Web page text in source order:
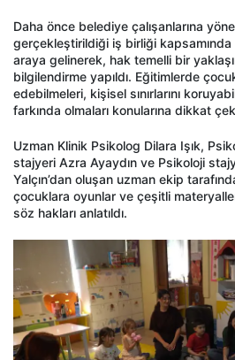
Daha önce belediye çalışanlarına
gerçekleştirildiği iş birliği
araya gelinerek, hak temelli bir
bilgilendirme yapıldı. Eğitimlerde
edebilmeleri, kişisel sınırlarını
farkında olmaları konularına dikkat
Uzman Klinik Psikolog Dilara Işık,
stajyeri Azra Ayaydın ve Psikoloji
Yalçın’dan oluşan uzman ekip
çocuklara oyunlar ve çeşitli
söz hakları anlatıldı.